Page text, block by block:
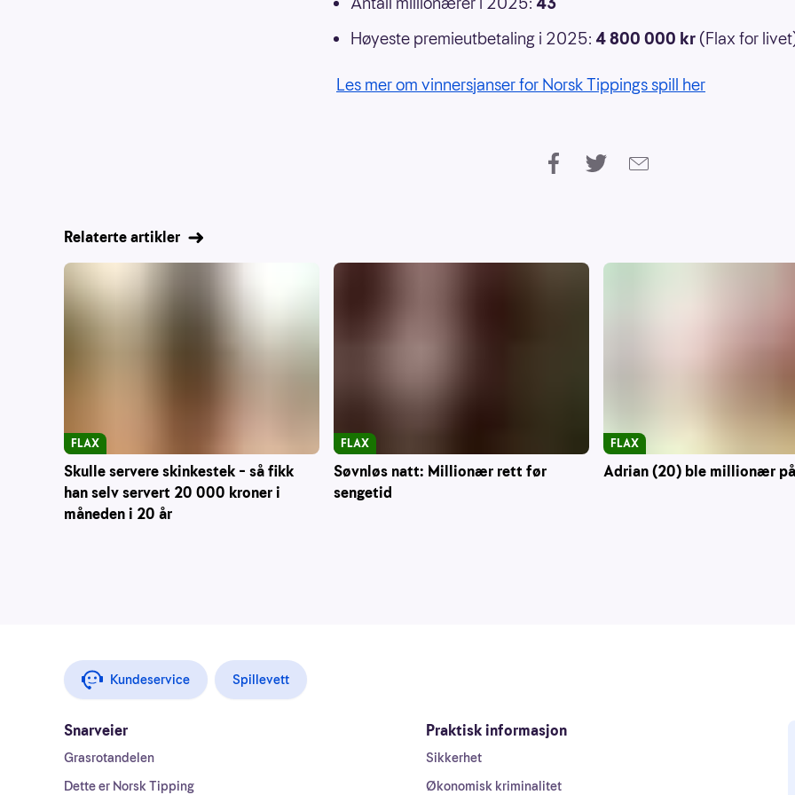
Høyeste premieutbetaling i 2025: 4 800 000 kr (Flax for
Les mer om vinnersjanser for Norsk Tippings spill her
Relaterte artikler
Skulle servere skinkestek – så fikk
han selv servert 20 000 kroner i
måneden i 20 år
FLAX
Søvnløs natt: Millionær rett før
sengetid
FLAX
Adrian (20) ble millionær
FLAX
Kundeservice Spillevett
Snarveier
Grasrotandelen
Dette er Norsk Tipping
Praktisk informasjon
Sikkerhet
Økonomisk kriminalitet